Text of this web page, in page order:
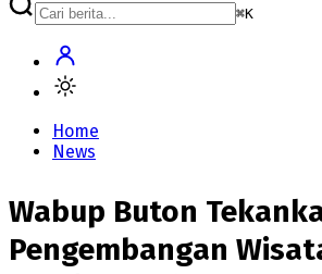
⌘K
Home
News
Wabup Buton
Pengembangan